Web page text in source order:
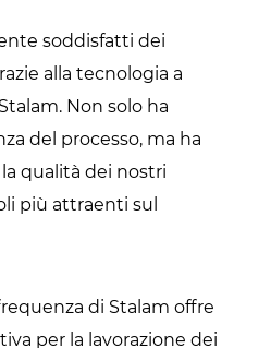
soddisfatti dei
alla tecnologia a
Non solo ha
del processo, ma ha
qualità dei nostri
più attraenti sul
di Stalam offre
per la lavorazione dei